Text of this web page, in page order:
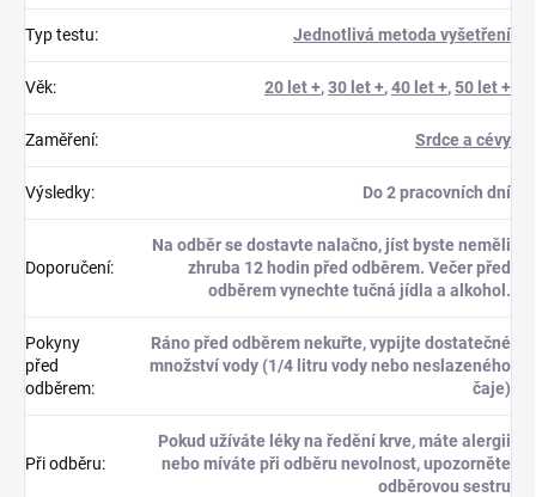
Typ testu: Jednotlivá metoda vyšetření
Věk: 20 let +,30 let +,40 let +,50 let +
Zaměření: Srdce a cévy
Výsledky: Do 2 pracovních dní
Doporučení:
Na odběr se dostavte nalačno, jíst byste neměli
zhruba 12 hodin před odběrem. Večer před
odběrem vynechte tučná jídla a alkohol.
Pokyny
před
odběrem:
Ráno před odběrem nekuřte, vypijte dostatečné
množství vody (1/4 litru vody nebo neslazeného
čaje)
Při odběru:
Pokud užíváte léky na ředění krve, máte alergii
nebo míváte při odběru nevolnost, upozorněte
odběrovou sestru